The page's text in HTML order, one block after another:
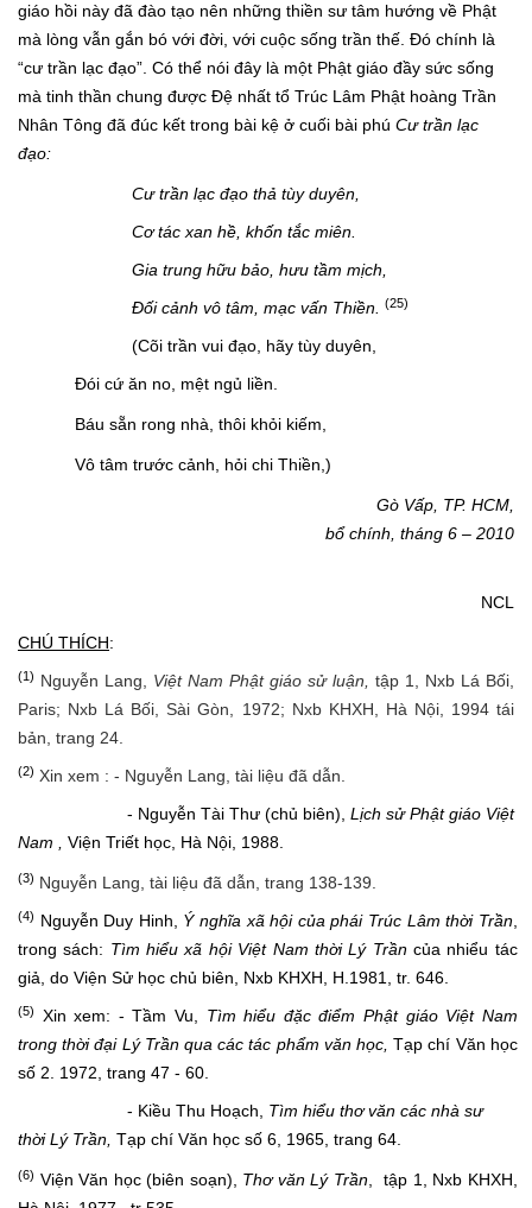
giáo hồi này đã đào tạo nên những thiền sư tâm hướng về Phật
mà lòng vẫn gắn bó với đời, với cuộc sống trần thế. Đó chính là
“cư trần lạc đạo”. Có thể nói đây là một Phật giáo đầy sức sống
mà tinh thần chung được Đệ nhất tổ Trúc Lâm Phật hoàng Trần
Nhân Tông đã đúc kết trong bài kệ ở cuối bài phú Cư trần lạc
đạo:
Cư trần lạc đạo thả tùy duyên,
Cơ tác xan hề, khốn tắc miên.
Gia trung hữu bảo, hưu tầm mịch,
Đối cảnh vô tâm, mạc vấn Thiền.
(25)
(Cõi trần vui đạo, hãy tùy duyên,
Đói cứ ăn no, mệt ngủ liền.
Báu sẵn rong nhà, thôi khỏi kiếm,
Vô tâm trước cảnh, hỏi chi Thiền,)
Gò Vấp, TP. HCM,
bổ chính, tháng 6 – 2010
NCL
CHÚ THÍCH:
(1) Nguyễn Lang, Việt Nam Phật giáo sử luận, tập 1, Nxb Lá Bối,
Paris; Nxb Lá Bối, Sài Gòn, 1972; Nxb KHXH, Hà Nội, 1994 tái
bản, trang 24.
(2) Xin xem : - Nguyễn Lang, tài liệu đã dẫn.
- Nguyễn Tài Thư (chủ biên), Lịch sử Phật giáo Việt
Nam ,
Viện Triết học, Hà Nội, 1988.
(3) Nguyễn Lang, tài liệu đã dẫn, trang 138-139.
(4) Nguyễn Duy Hinh, Ý nghĩa xã hội của phái Trúc Lâm thời Trần,
trong sách: Tìm hiểu xã hội Việt Nam thời Lý Trầncủa nhiểu tác
giả, do Viện Sử học chủ biên, Nxb KHXH, H.1981, tr. 646.
(5) Xin xem: - Tầm Vu, Tìm hiểu đặc điểm Phật giáo Việt Nam
trong thời đại Lý Trần qua các tác phẩm văn học,Tạp chí Văn học
số 2. 1972, trang 47 - 60.
- Kiều Thu Hoạch, Tìm hiểu thơ văn các nhà sư
thời Lý Trần, Tạp chí Văn học số 6, 1965, trang 64.
(6) Viện Văn học (biên soạn), Thơ văn Lý Trần , tập 1, Nxb KHXH,